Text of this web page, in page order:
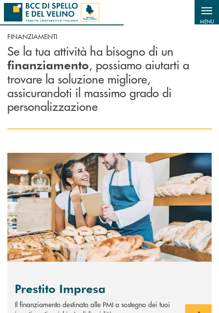
Salta al contenuto principale
MENU
FINANZIAMENTI
Se la tua attività ha bisogno di un
finanziamento, possiamo aiutarti a
trovare la soluzione migliore,
assicurandoti il massimo grado di
personalizzazione
Scopri di più Prestito Impresa
Prestito Impresa
Il finanziamento destinato alle PMI a sostegno dei tuoi